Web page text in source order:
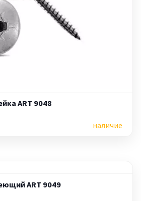
ART 9048
наличие
ART 9049